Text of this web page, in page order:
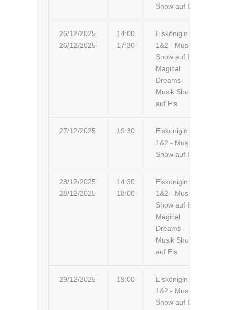
Show auf Eis
26/12/2025
26/12/2025
14:00
17:30
Eiskönigin
1&2 - Musik-
Show auf Eis
Magical
Dreams-
Musik Show
auf Eis
27/12/2025 19:30
Eiskönigin
1&2 - Musik-
Show auf Eis
28/12/2025
28/12/2025
14:30
18:00
Eiskönigin
1&2 - Musik-
Show auf Eis
Magical
Dreams -
Musik Show
auf Eis
29/12/2025 19:00
Eiskönigin
1&2 - Musik-
Show auf Eis